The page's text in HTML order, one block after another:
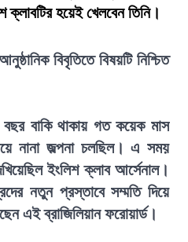
হয়েই খেলবেন তিনি।
বিবৃতিতে বিষয়টি নিশ্চিত
বাকি থাকায় গত কয়েক মাস
নানা জল্পনা চলছিল। এ সময়
ইংলিশ ক্লাব আর্সেনাল।
নতুন প্রস্তাবে সম্মতি দিয়ে
এই ব্রাজিলিয়ান ফরোয়ার্ড।